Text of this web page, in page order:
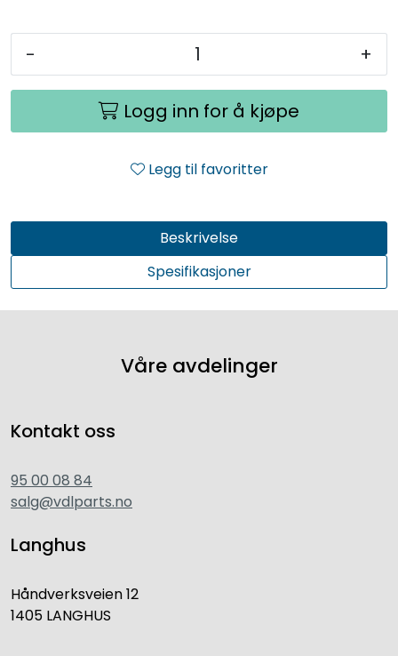
- +
Logg inn for å kjøpe
Legg til favoritter
Beskrivelse
Spesifikasjoner
Våre avdelinger
Kontakt oss
95 00 08 84
salg@vdlparts.no
Langhus
Håndverksveien 12
1405 LANGHUS